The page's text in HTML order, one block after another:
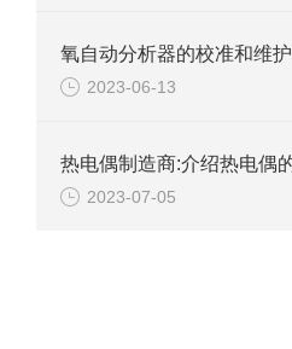
氧自动分析器的校准和维护
2023-06-13
2023-07-05